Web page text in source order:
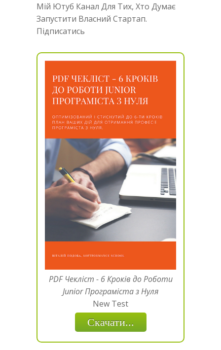
Мій Ютуб Канал Для Тих, Хто Думає
Запустити Власний Стартап.
Підписатись
PDF Чекліст - 6 Кроків до Роботи
Junior Програміста з Нуля
New Test
Скачати...